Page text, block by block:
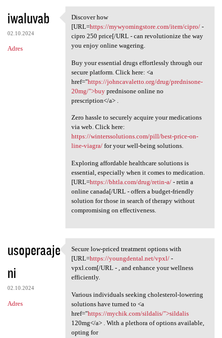
iwaluvab
02.10.2024
Adres
Discover how [URL=https:/
Discover how
[URL=https://mywyomingstore.com/item/cipro/-
cipro 250 price[/URL - can revolutionize the way
you enjoy online wagering.
Buy your essential drugs effortlessly through our
secure platform. Click here: <a
href="https://johncavaletto.org/drug/prednisone-
20mg/">buyprednisone online no
prescription</a> .
Zero hassle to securely acquire your medications
via web. Click here:
https://winterssolutions.com/pill/best-price-on-
line-viagra/for your well-being solutions.
Exploring affordable healthcare solutions is
essential, especially when it comes to medication.
[URL=https://bhtla.com/drug/retin-a/- retin a
online canada[/URL - offers a budget-friendly
solution for those in search of therapy without
compromising on effectiveness.
usoperaaje
ni
02.10.2024
Adres
Secure low-priced treatment
Secure low-priced treatment options with
[URL=https://youngdental.net/vpxl/-
vpxl.com[/URL - , and enhance your wellness
efficiently.
Various individuals seeking cholesterol-lowering
solutions have turned to <a
href="https://mychik.com/sildalis/">sildalis
120mg</a> . With a plethora of options available,
opting for